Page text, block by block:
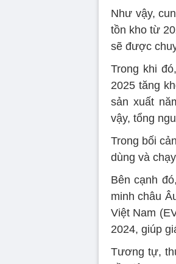
Như vậy,
tồn kho từ
sẽ được
Trong khi
2025 tăng
sản xuất
vậy, tổng
Trong bối
dùng và
Bên cạnh
minh châu
Việt Nam
2024, giúp
Tương tự,